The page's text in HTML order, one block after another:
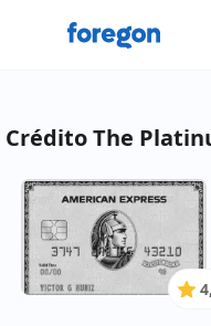
Foregon.com
Crédito The
4.2